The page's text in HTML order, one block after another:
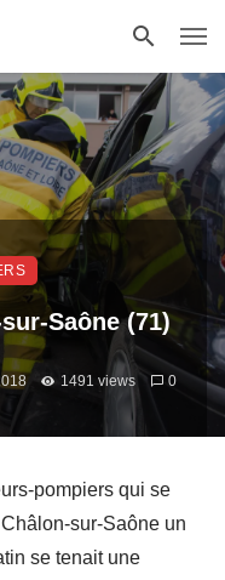
Saône (71)
1491 views 0
pompiers qui se
sur-Saône un
se tenait une